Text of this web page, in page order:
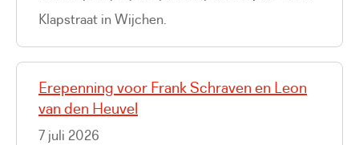
Klapstraat in Wijchen.
Erepenning voor Frank Schraven en Leon
van den Heuvel
7 juli 2026